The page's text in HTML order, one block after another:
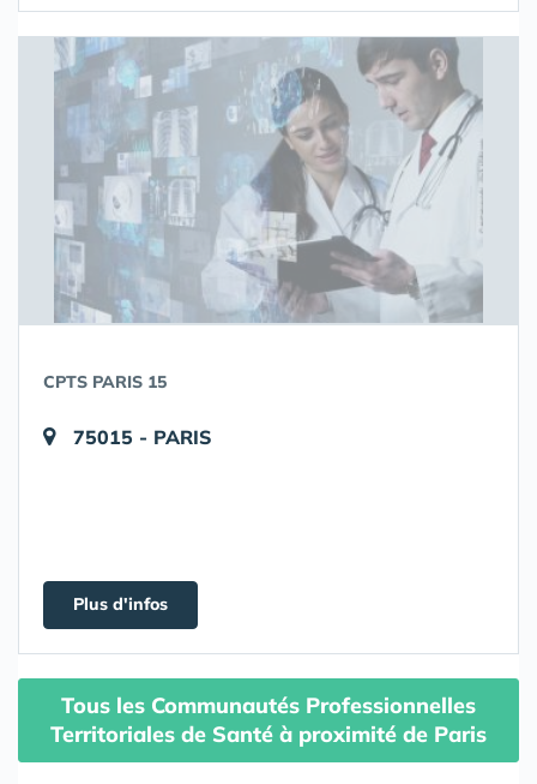
CPTS PARIS 15
75015 - PARIS
Plus d'infos
Tous les Communautés Professionnelles
Territoriales de Santé à proximité de Paris